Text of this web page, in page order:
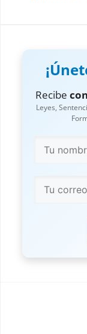
Recibe
Leyes,